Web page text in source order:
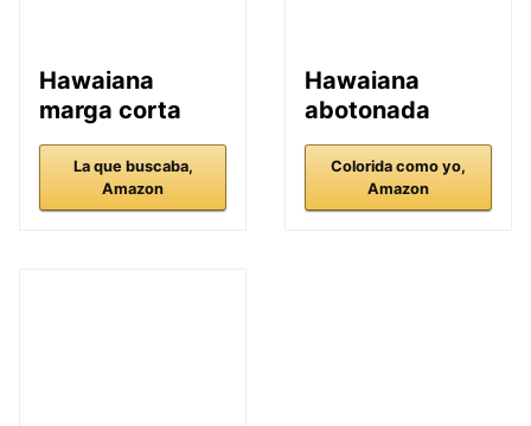
Hawaiana
marga corta
La que buscaba,
Amazon
Hawaiana
abotonada
Colorida como yo,
Amazon